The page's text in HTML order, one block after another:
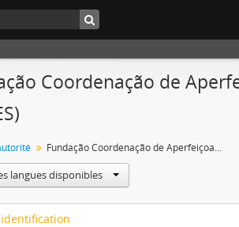
Coordenação de
Fundação Coordenação de Aperfeiçoamento de Pessoal de Nível Superior (CAPES)
langues disponibles